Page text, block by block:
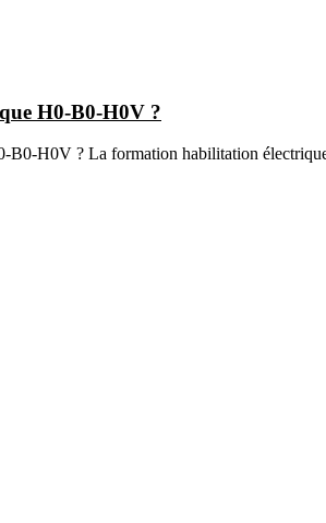
H0-B0-H0V ?
H0V ? La formation habilitation